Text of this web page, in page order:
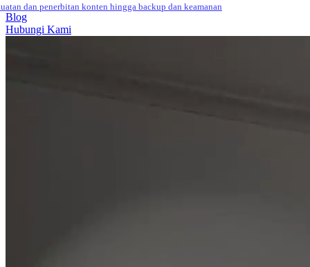
dan penerbitan konten hingga backup dan keamanan
Blog
Hubungi Kami